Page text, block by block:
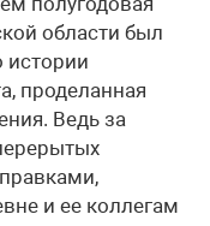
области был
истории
проделанная
Ведь за
и ее коллегам